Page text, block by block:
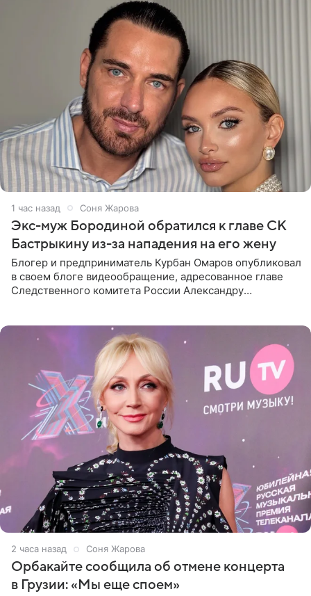
1 час назад Соня Жарова
Экс-муж Бородиной обратился к главе СК
Бастрыкину из-за нападения на его жену
Блогер и предприниматель Курбан Омаров опубликовал
в своем блоге видеообращение, адресованное главе
Следственного комитета России Александру
2 часа назад Соня Жарова
Орбакайте сообщила об отмене концерта
в Грузии: «Мы еще споем»